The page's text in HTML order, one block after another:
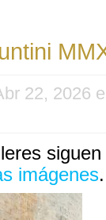
22, 2026
imágenes.